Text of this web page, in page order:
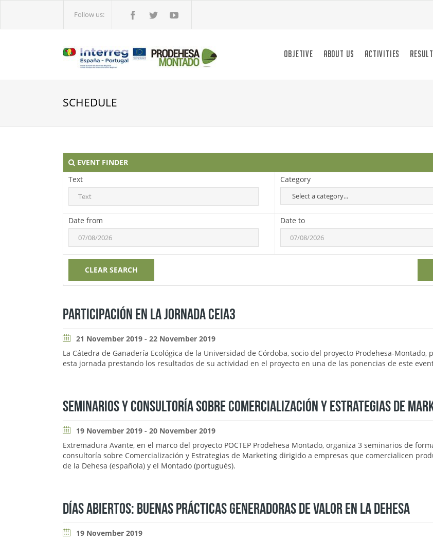
Follow us:
OBJETIVE ABOUT US ACTIVITIES
SCHEDULE
EVENT FINDER
Text
Category
Date from Date to
CLEAR SEARCH
PARTICIPACIÓN EN LA JORNADA CEIA3
21 November 2019 - 22 November 2019
La Cátedra de Ganadería Ecológica de la Universidad de Córdoba, socio del proyecto Prodehesa-Montado,
esta jornada prestando los resultados de su actividad en el proyecto en una de las ponencias de este
SEMINARIOS Y CONSULTORÍA SOBRE COMERCIALIZACIÓN Y ESTRATEGIAS DE
19 November 2019 - 20 November 2019
Extremadura Avante, en el marco del proyecto POCTEP Prodehesa Montado, organiza 3 seminarios de
consultoría sobre Comercialización y Estrategias de Marketing dirigido a empresas que comercialicen
de la Dehesa (española) y el Montado (portugués).
DÍAS ABIERTOS: BUENAS PRÁCTICAS GENERADORAS DE VALOR EN LA DEHESA
19 November 2019